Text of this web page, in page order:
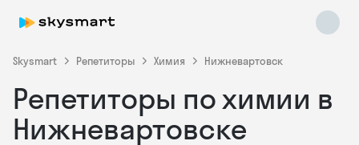
Skysmart Репетиторы Химия Нижневартовск
Репетиторы по химии в
Нижневартовске